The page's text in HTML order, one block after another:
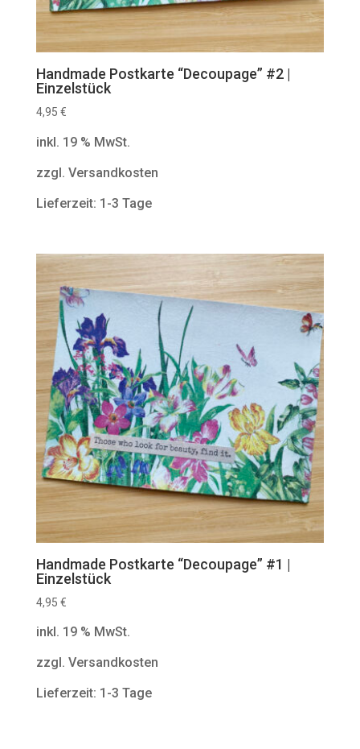
Handmade Postkarte “Decoupage” #2 |
Einzelstück
4,95 €
inkl. 19 % MwSt.
zzgl. Versandkosten
Lieferzeit: 1-3 Tage
Handmade Postkarte “Decoupage” #1 |
Einzelstück
4,95 €
inkl. 19 % MwSt.
zzgl. Versandkosten
Lieferzeit: 1-3 Tage